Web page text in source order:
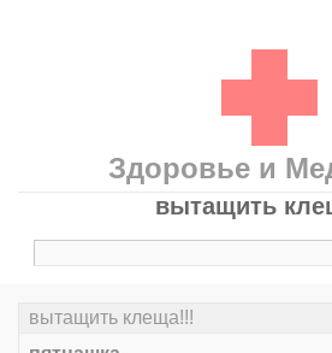
Здоровье и
вытащить
вытащить клеща!!!